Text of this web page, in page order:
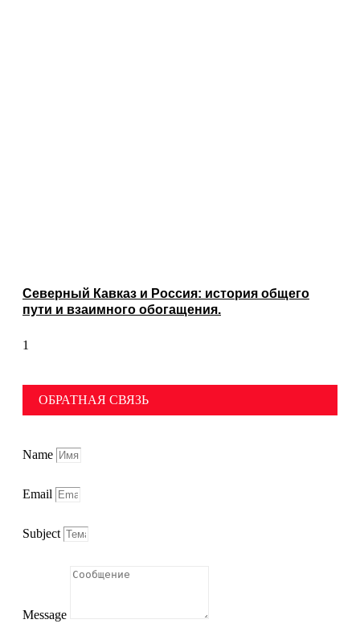
Северный Кавказ и Россия: история общего
пути и взаимного обогащения.
ОБРАТНАЯ СВЯЗЬ
Name
Email
Subject
Message